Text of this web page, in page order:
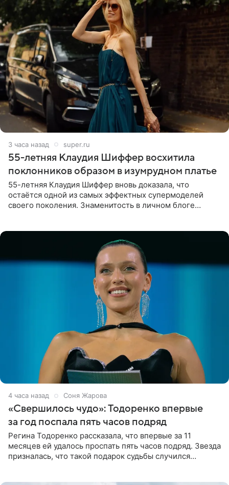
3 часа назад super.ru
55-летняя Клаудия Шиффер восхитила
поклонников образом в изумрудном платье
55-летняя Клаудия Шиффер вновь доказала, что
остаётся одной из самых эффектных супермоделей
своего поколения. Знаменитость в личном блоге
4 часа назад Соня Жарова
«Свершилось чудо»: Тодоренко впервые
за год поспала пять часов подряд
Регина Тодоренко рассказала, что впервые за 11
месяцев ей удалось проспать пять часов подряд. Звезда
призналась, что такой подарок судьбы случился